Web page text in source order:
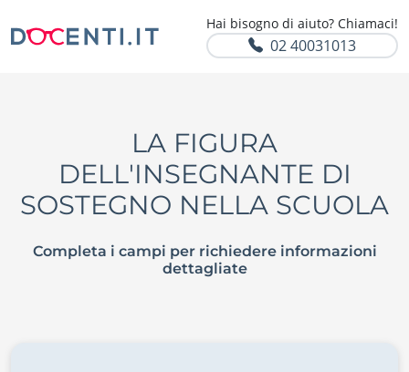
Hai bisogno di aiuto? Chiamaci!
02 40031013
LA FIGURA
DELL'INSEGNANTE DI
SOSTEGNO NELLA SCUOLA
Completa i campi per richiedere informazioni
dettagliate